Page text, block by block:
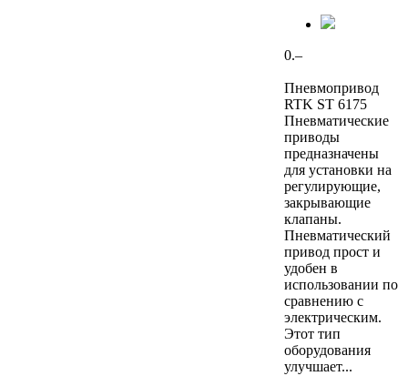
0.–
Пневмопривод
RTK ST 6175
Пневматические
приводы
предназначены
для установки на
регулирующие,
закрывающие
клапаны.
Пневматический
привод прост и
удобен в
использовании по
сравнению с
электрическим.
Этот тип
оборудования
улучшает...